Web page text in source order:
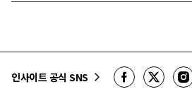
인사이트 공식 SNS